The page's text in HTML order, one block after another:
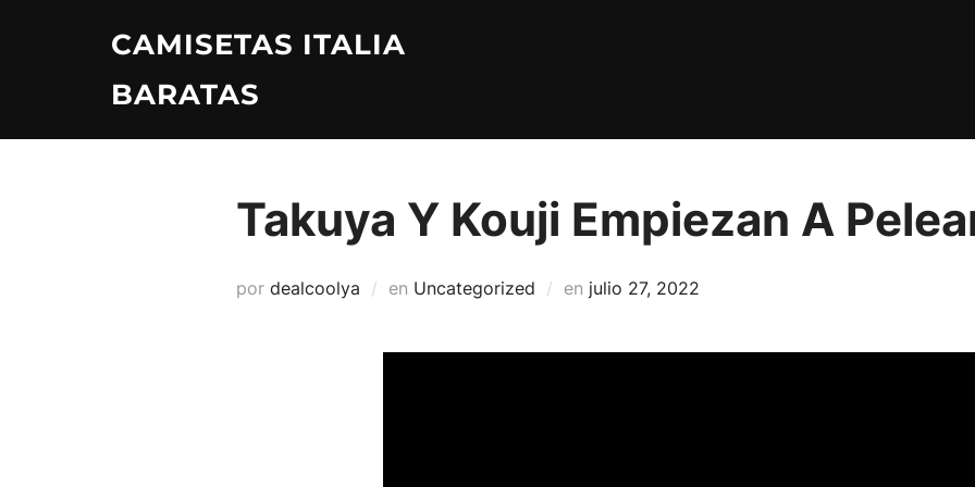
CAMISETAS ITALIA
BARATAS
Takuya Y Kouji Empiezan A
por dealcoolya en Uncategorized en Publicado
julio 27, 2022